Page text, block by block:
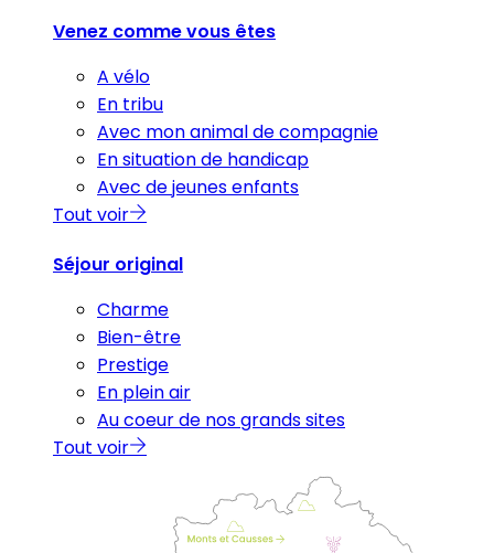
Venez comme vous êtes
A vélo
En tribu
Avec mon animal de compagnie
En situation de handicap
Avec de jeunes enfants
Tout voir
Séjour original
Charme
Bien-être
Prestige
En plein air
Au coeur de nos grands sites
Tout voir